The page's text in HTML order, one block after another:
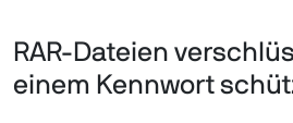
RAR-Dateien
einem Kennwort